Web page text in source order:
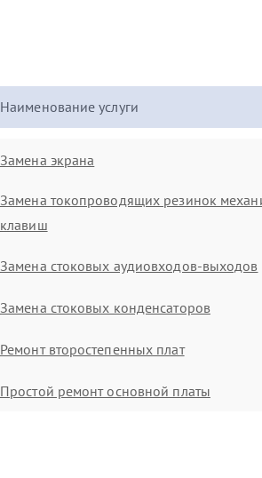
Наименование услуги
Замена экрана
Замена токопроводящих резинок
клавиш
Замена стоковых аудиовходов-выходов
Замена стоковых конденсаторов
Ремонт второстепенных плат
Простой ремонт основной платы